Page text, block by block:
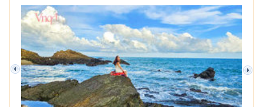
prev next